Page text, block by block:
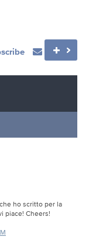
ho scritto per la
piace! Cheers!